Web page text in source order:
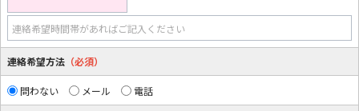
連絡希望時間帯があればご記入ください
連絡希望方法 （必須）
問わない メール 電話